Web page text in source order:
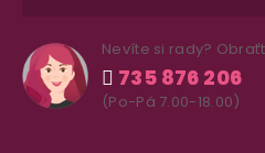
Nevíte si rady?
735 876 206
(Po-Pá 7.00-18.00)